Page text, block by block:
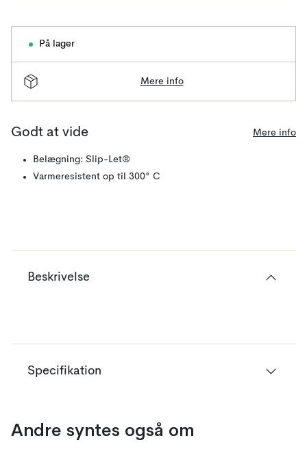
På lager
Mere info
Godt at vide Mere info
Belægning: Slip-Let®
Varmeresistent op til 300° C
Beskrivelse
Specifikation
Andre syntes også om